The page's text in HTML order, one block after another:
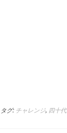
タグ: チャレンジ, 四十代